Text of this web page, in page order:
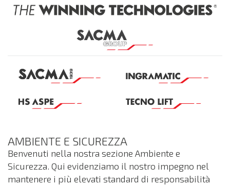
AMBIENTE E SICUREZZA
Benvenuti nella nostra sezione Ambiente e
Sicurezza. Qui evidenziamo il nostro impegno nel
mantenere i più elevati standard di responsabilità